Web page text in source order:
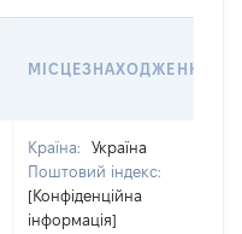
МІСЦЕЗНАХОДЖЕННЯ
Країна:
Україна
Поштовий індекс:
[Конфіденційна
інформація]